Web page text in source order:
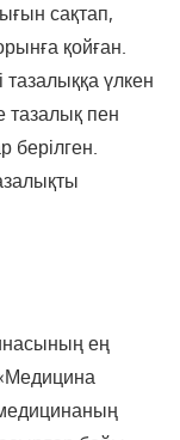
сақтап,
қойған.
үлкен
тазалық пен
берілген.
ең